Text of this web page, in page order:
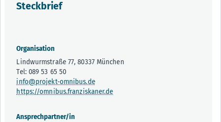
Steckbrief
Organisation
Lindwurmstraße 77, 80337 München
Tel: 089 53 65 50
info@projekt-omnibus.de
https://omnibus.franziskaner.de
Ansprechpartner/in